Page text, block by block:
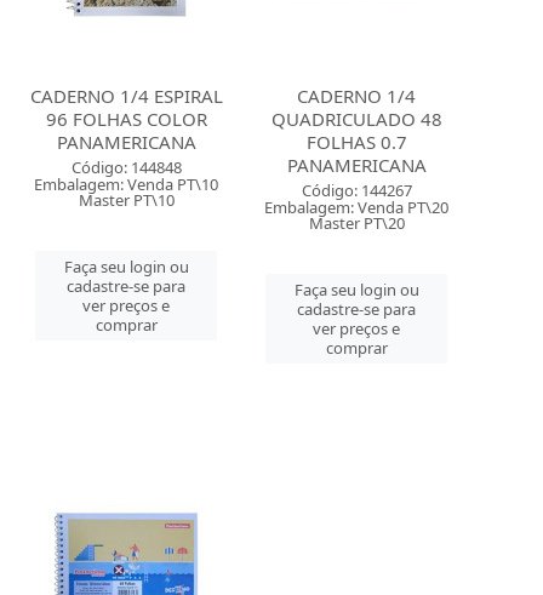
CADERNO 1/4 ESPIRAL
96 FOLHAS COLOR
PANAMERICANA
Código: 144848
Embalagem: Venda PT\10
Master PT\10
Faça seu login ou
cadastre-se para
ver preços e
comprar
CADERNO 1/4
QUADRICULADO 48
FOLHAS 0.7
PANAMERICANA
Código: 144267
Embalagem: Venda PT\20
Master PT\20
Faça seu login ou
cadastre-se para
ver preços e
comprar